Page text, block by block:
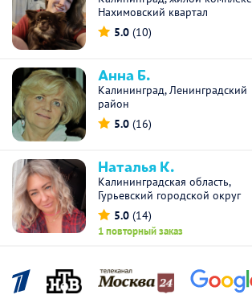
Нахимовский квартал
5.0 (10)
Анна Б.
Калининград, Ленинградский
район
5.0 (16)
Наталья К.
Калининградская область,
Гурьевский городской округ
5.0 (14)
1 повторный заказ